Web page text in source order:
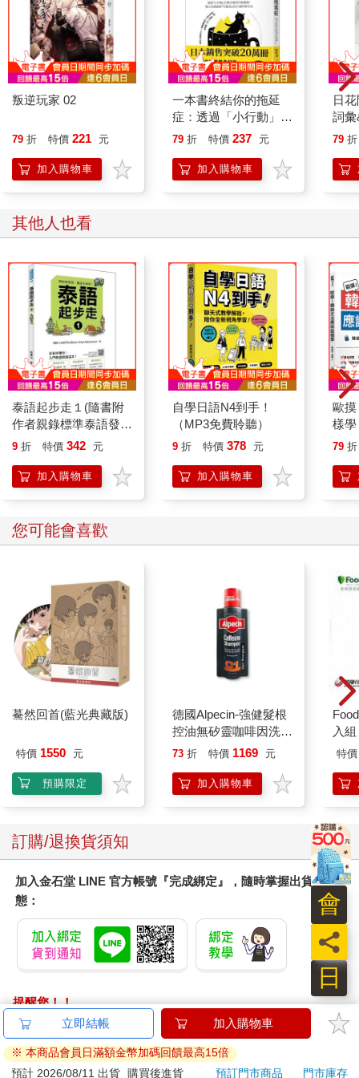
叛逆玩家 02
79 折 特價 221 元
加入購物車
一本書終結你的拖延
症：透過「小行動」打
開大腦的行動開關，懶
的37個科學方法
79 折 特價 237 元
加入購物車
日
詞
79 折
其他人也看
泰語起步走１(隨書附
作者親錄標準泰語發音
＋朗讀MP3、音檔QR
9 折 特價 342 元
加入購物車
自學日語N4到手！
（MP3免費聆聽）
9 折 特價 378 元
加入購物車
歐
樣學
礎
別
30
79 折
您可能會喜歡
驀然回首(藍光典藏版)
特價 1550 元
預購限定
德國Alpecin-強健髮根
控油無矽靈咖啡因洗髮
凝露375ml/瓶-C1強健
調理頭皮洗髮液/0矽靈
滋潤洗頭髮水/一般髮
73 折 特價 1169 元
加入購物車
入組
特價
訂購/退換貨須知
加入金石堂 LINE 官方帳號『完成綁定』，隨時掌握出貨動
態：
提醒您！！
金石堂及銀行均不會請您操作ATM! 如接獲電話要求您前往
ATM提款機，請不要聽從指示，以免受騙上當！
退換貨須知：
立即結帳 加入購物車
※ 本商品會員日滿額金幣加碼回饋最高15倍
預計 2026/08/11 出貨
購買後進貨 預訂門市商品
門市庫存
日
員
會